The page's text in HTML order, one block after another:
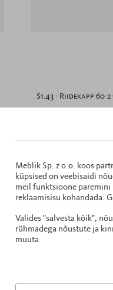
S1.43 - Riidekapp
*SOODUSHIND KEHTIB
Meblik Sp. z o.o. koos
küpsised on veebisaidi
meil funktsioone paremini
reklaamisisu kohandada.
Valides "salvesta kõik",
rühmadega nõustute ja
muuta